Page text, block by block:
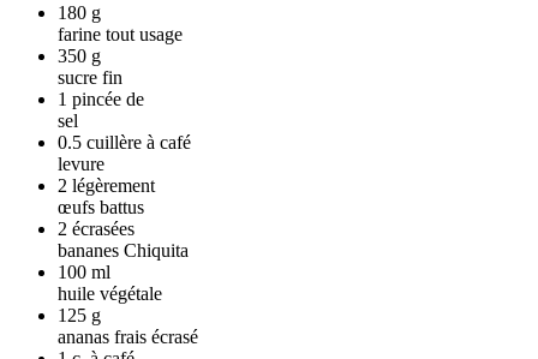
180 g
farine tout usage
350 g
sucre fin
1 pincée de
sel
0.5 cuillère à café
levure
2 légèrement
œufs battus
2 écrasées
bananes Chiquita
100 ml
huile végétale
125 g
ananas frais écrasé